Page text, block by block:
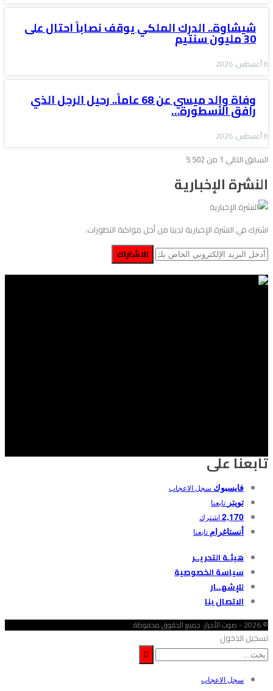
شيشاوة.. الدرك الملكي يوقف نصاباً احتال على
30 مليون سنتيم
8 أغسطس, 2026
وفاة والد ميسي عن 68 عاماً.. رحيل الرجل الذي
رافق الأسطورة…
8 أغسطس, 2026
السابق التالي 1 من 5٬502
النشرة الإخبارية
اشترك في النشرة الإخبارية لدينا من أجل مواكبة التطورات.
الاشتراك
تابعنا على
فايسبوك سجل الاعجاب
تويتر تابعنا
2,170اشترك
أنستاغرام تابعنا
هيئـة التحريــر
سياسة الخصوصية
للإشهــار
الاتصال بنا
© 2026 - صوت الأحرار. جميع الحقوق محفوظة.
تسجيل الدخول
سجل الاعجاب